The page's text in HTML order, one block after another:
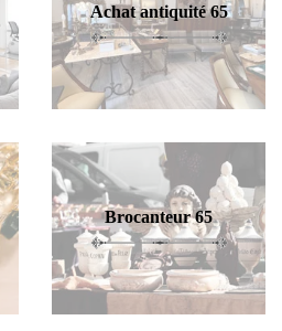
Achat antiquité 65
Brocanteur 65